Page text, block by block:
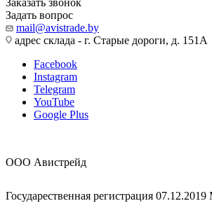
Заказать звонок
Задать вопрос
mail@avistrade.by
адрес склада - г. Старые дороги, д. 151А
Facebook
Instagram
Telegram
YouTube
Google Plus
ООО Авистрейд
Государественная регистрация